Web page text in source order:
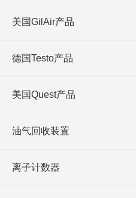
美国GilAir产品
德国Testo产品
美国Quest产品
油气回收装置
离子计数器